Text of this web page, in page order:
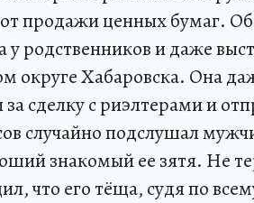
продажи ценных бумаг.
у родственников и даже
округе Хабаровска. Она
сделку с риэлтерами и
случайно подслушал
знакомый ее зятя. Не
что его тёща, судя по